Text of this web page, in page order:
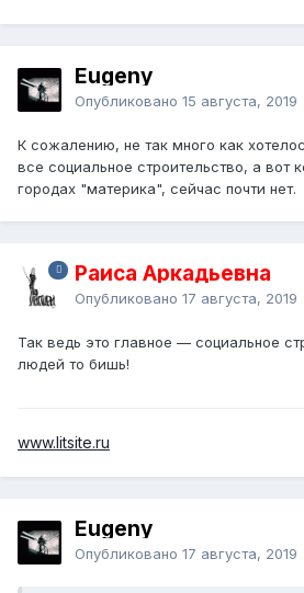
Eugeny
Опубликовано 15 августа, 2019
К сожалению, не так много как
все социальное строительство, а вот
городах "материка", сейчас почти нет.
Раиса Аркадьевна
Опубликовано 17 августа, 2019
Так ведь это главное — социальное
людей то бишь!
www.litsite.ru
Eugeny
Опубликовано 17 августа, 2019